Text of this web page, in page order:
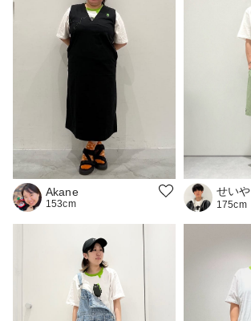
Akane
153cm
せいや
175cm